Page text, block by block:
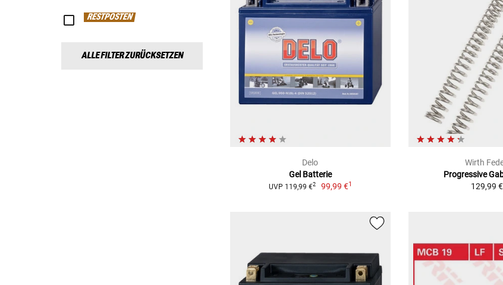
RESTPOSTEN
ALLE FILTER ZURÜCKSETZEN
Delo
Gel Batterie
UVP 119,99 €2 99,99 €1
Wirth
Progressive
129,99 €